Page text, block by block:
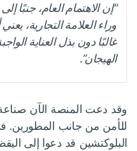
"إن الاهتمام العام، جنبًا
وراء العلامة التجارية،
غالبًا دون بذل العناية
الهيجان”.
وقد دعت المنصة الآن صناعة
للأمن من جانب
البلوكتشين قد دعوا إلى